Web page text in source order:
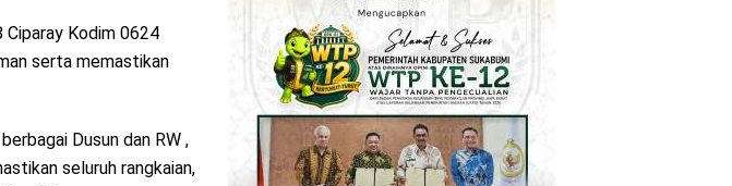
Ciparay Kodim 0624
serta memastikan
Dusun dan RW ,
seluruh rangkaian,